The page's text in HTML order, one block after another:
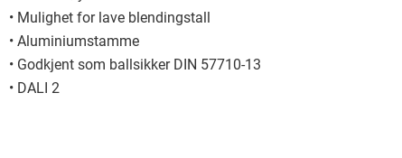
• Mulighet for lave blendingstall
• Aluminiumstamme
• Godkjent som ballsikker DIN 57710-13
• DALI 2